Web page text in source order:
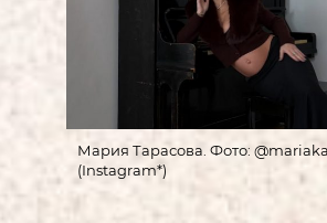
Мария Тарасова. Фото:
(Instagram*)